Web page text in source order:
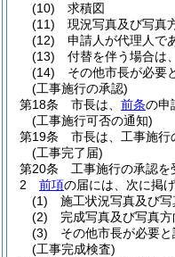
(10)
求積図
(11)
現況写真及び写真
(12)
申請人が代理人で
(13)
付替を伴う場合は、
(14)
その他市長が必要
(工事施行の承認)
第18条
市長は、 前条の申
(工事施行可否の通知)
第19条
市長は、工事施行
(工事完了届)
第20条
工事施行の承認
2
前項の届には、次に掲
(1)
施工状況写真及び写
(2)
完成写真及び写真方
(3)
その他市長が必要
(工事完成検査)